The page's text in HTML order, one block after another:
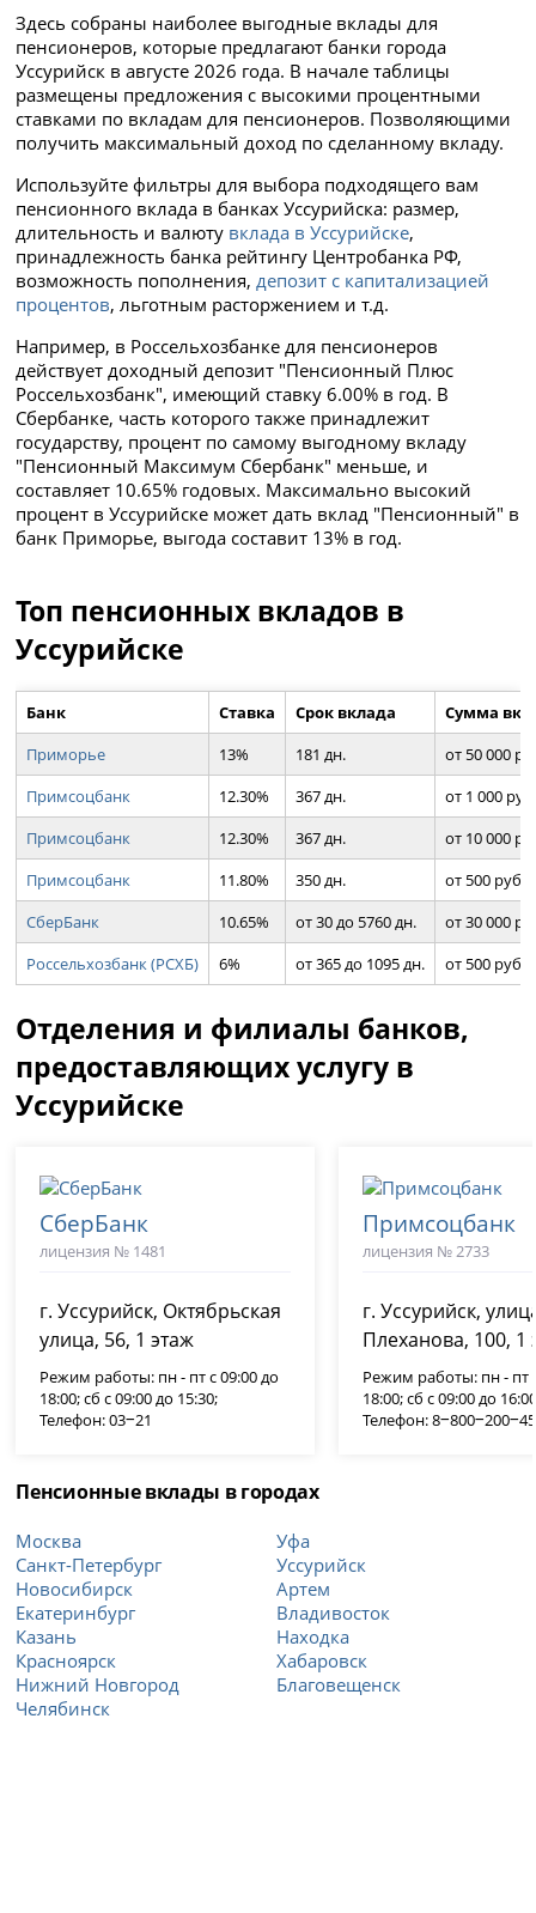
Здесь собраны наиболее выгодные вклады для
пенсионеров, которые предлагают банки города
Уссурийск в августе 2026 года. В начале таблицы
размещены предложения с высокими процентными
ставками по вкладам для пенсионеров. Позволяющими
получить максимальный доход по сделанному вкладу.
Используйте фильтры для выбора подходящего вам
пенсионного вклада в банках Уссурийска: размер,
длительность и валюту вклада в Уссурийске,
принадлежность банка рейтингу Центробанка РФ,
возможность пополнения,депозит с капитализацией
процентов, льготным расторжением и т.д.
Например, в Россельхозбанке для пенсионеров
действует доходный депозит "Пенсионный Плюс
Россельхозбанк", имеющий ставку 6.00% в год. В
Сбербанке, часть которого также принадлежит
государству, процент по самому выгодному вкладу
"Пенсионный Максимум Сбербанк" меньше, и
составляет 10.65% годовых. Максимально высокий
процент в Уссурийске может дать вклад "Пенсионный" в
банк Приморье, выгода составит 13% в год.
Топ пенсионных вкладов в
Уссурийске
Банк Ставка Срок вклада
Сумма
Приморье
13% 181 дн.
от 50 000
Примсоцбанк
12.30% 367 дн.
от 1 000
Примсоцбанк
12.30% 367 дн.
от 10 000
Примсоцбанк
11.80% 350 дн.
от 500 руб.
СберБанк
10.65% от 30 до 5760 дн.
от 30 000
Россельхозбанк (РСХБ)
6% от 365 до 1095 дн. от 500 руб.
Отделения и филиалы банков,
предоставляющих услугу в
Уссурийске
СберБанк
лицензия № 1481
г. Уссурийск, Октябрьская
улица, 56, 1 этаж
Режим работы: пн - пт с 09:00 до
18:00; сб с 09:00 до 15:30;
Телефон: 03‒21
Примсоцбанк
лицензия № 2733
г. Уссурийск,
Плеханова, 100, 1
Режим работы: пн - пт
18:00; сб с 09:00 до
Телефон:
Пенсионные вклады в городах
Москва
Санкт-Петербург
Новосибирск
Екатеринбург
Казань
Красноярск
Нижний Новгород
Челябинск
Уфа
Уссурийск
Артем
Владивосток
Находка
Хабаровск
Благовещенск